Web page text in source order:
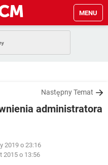
MENU
FACEBOOK
TIKTOK
NETFLIX
WHATSAPP
Następny Temat
administratora
2019 o 23:16
2015 o 13:56